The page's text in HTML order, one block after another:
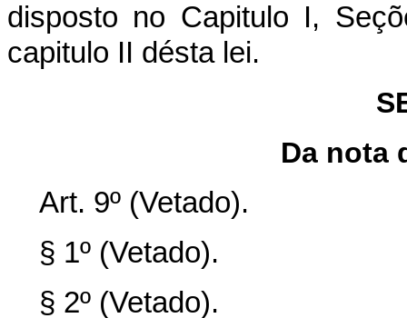
disposto no Capitulo I,
capitulo II désta lei.
Da nota
Art. 9º (Vetado).
§ 1º (Vetado).
§ 2º (Vetado).